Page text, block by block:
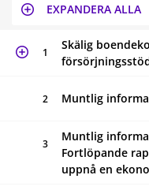
EXPANDERA ALLA
1
Skälig
2 Muntlig
3
Muntlig
Fortlöpande
uppnå en